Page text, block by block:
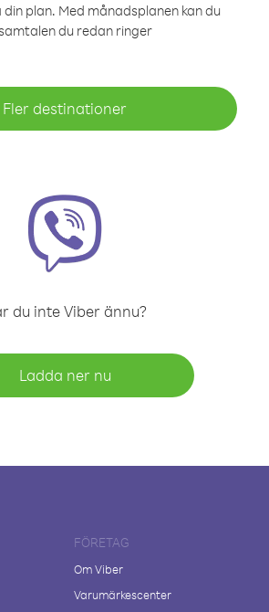
plan. Med månadsplanen kan du
du redan ringer
Fler destinationer
du inte Viber ännu?
Ladda ner nu
FÖRETAG
Om Viber
Varumärkescenter